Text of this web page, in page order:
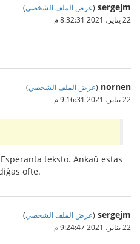
sergejm
(عرض الملف الشخصي)
22 يناير، 2021 8:32:31 م
nornen
(عرض الملف الشخصي)
22 يناير، 2021 9:16:31 م
teksto. Ankaŭ estas
ofte.
sergejm
(عرض الملف الشخصي)
22 يناير، 2021 9:24:47 م